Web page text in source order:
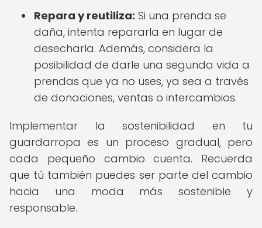
Repara y reutiliza: Si una prenda se
daña, intenta repararla en lugar de
desecharla. Además, considera la
posibilidad de darle una segunda vida a
prendas que ya no uses, ya sea a través
de donaciones, ventas o intercambios.
Implementar la sostenibilidad en tu
guardarropa es un proceso gradual, pero
cada pequeño cambio cuenta. Recuerda
que tú también puedes ser parte del cambio
hacia una moda más sostenible y
responsable.